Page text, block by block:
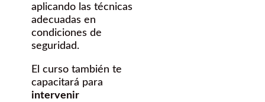
aplicando las técnicas
adecuadas en
condiciones de
seguridad.
El curso también te
capacitará para
intervenir